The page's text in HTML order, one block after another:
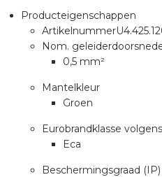
Producteigenschappen
Artikelnummer
Nom.
0,5 mm²
Mantelkleur
Groen
Eurobrandklasse
Eca
Beschermingsgraad (IP)
installeren